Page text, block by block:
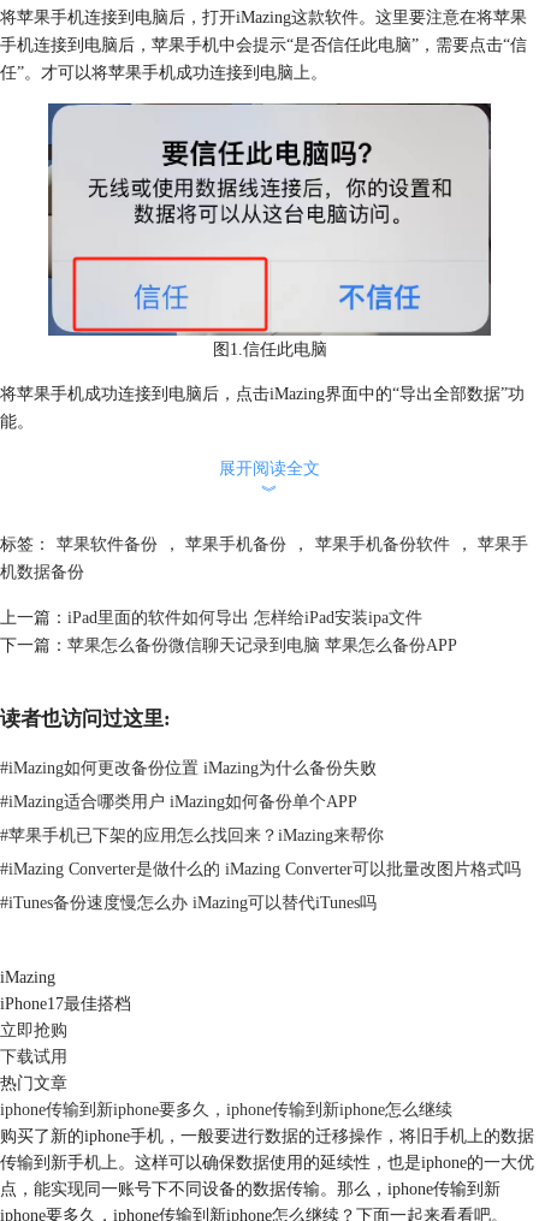
将苹果手机连接到电脑后，打开iMazing这款软件。这里要注意在将苹果
手机连接到电脑后，苹果手机中会提示“是否信任此电脑”，需要点击“信
任”。才可以将苹果手机成功连接到电脑上。
图1.信任此电脑
将苹果手机成功连接到电脑后，点击iMazing界面中的“导出全部数据”功
能。
进入到导出全部数据功能中，勾选需要备份的数据，再点击右下角的“导
出”。
图3.勾选数据
接下来选择存放备份的位置，再点击下方的“确定”。
展开阅读全文
︾
标签： 苹果软件备份 ， 苹果手机备份 ， 苹果手机备份软件 ，
苹果手
机数据备份
上一篇： iPad里面的软件如何导出 怎样给iPad安装ipa文件
下一篇： 苹果怎么备份微信聊天记录到电脑 苹果怎么备份APP
读者也访问过这里:
#iMazing如何更改备份位置 iMazing为什么备份失败
#iMazing适合哪类用户 iMazing如何备份单个APP
#苹果手机已下架的应用怎么找回来？iMazing来帮你
#iMazing Converter是做什么的 iMazing Converter可以批量改图片格式吗
#iTunes备份速度慢怎么办 iMazing可以替代iTunes吗
iMazing
iPhone17最佳搭档
立即抢购
下载试用
热门文章
iphone传输到新iphone要多久，iphone传输到新iphone怎么继续
购买了新的iphone手机，一般要进行数据的迁移操作，将旧手机上的数据
传输到新手机上。这样可以确保数据使用的延续性，也是iphone的一大优
点，能实现同一账号下不同设备的数据传输。那么，iphone传输到新
iphone要多久，iphone传输到新iphone怎么继续？下面一起来看看吧。